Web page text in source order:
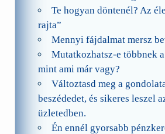
Te hogyan döntenél? Az
rajta”
Mennyi fájdalmat mersz
Mutatkozhatsz-e többnek
mint ami már vagy?
Változtasd meg a
beszédedet, és sikeres leszel
üzletedben.
Én ennél gyorsabb